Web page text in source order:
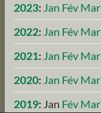
2023: Jan Fév Mar
2022: Jan Fév Mar
2021: Jan Fév Mar
2020: Jan Fév Mar
2019: Jan Fév Mar